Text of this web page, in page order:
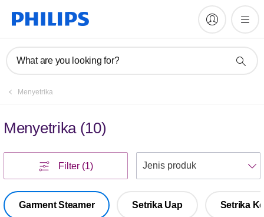
What are you looking for?
Menyetrika
Menyetrika (10)
Filter (1)
Garment Steamer Setrika Uap Setrika